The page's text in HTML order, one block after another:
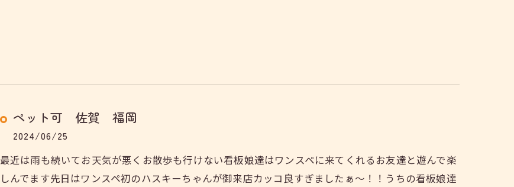
ペット可 佐賀 福岡
2024/06/25
最近は雨も続いてお天気が悪くお散歩も行けない看板娘達はワンスペに来てくれるお友達と遊んで楽
しんでます先日はワンスペ初のハスキーちゃんが御来店カッコ良すぎましたぁ～！！うちの看板娘達